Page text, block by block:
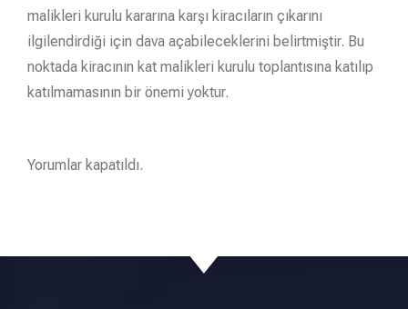
malikleri kurulu kararına karşı kiracıların çıkarını
ilgilendirdiği için dava açabileceklerini belirtmiştir. Bu
noktada kiracının kat malikleri kurulu toplantısına katılıp
katılmamasının bir önemi yoktur.
Yorumlar kapatıldı.